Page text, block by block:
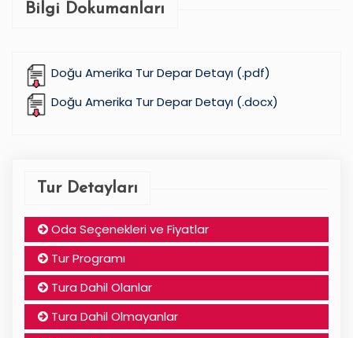
Bilgi Dokumanları
Doğu Amerika Tur Depar Detayı (.pdf)
Doğu Amerika Tur Depar Detayı (.docx)
Tur Detayları
Oda Seçenekleri ve Fiyatlar
Tur Programı
Tura Dahil Olanlar
Tura Dahil Olmayanlar